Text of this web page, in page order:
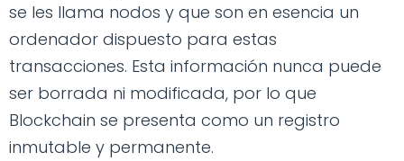
se les llama nodos y que son en esencia un
ordenador dispuesto para estas
transacciones. Esta información nunca puede
ser borrada ni modificada, por lo que
Blockchain se presenta como un registro
inmutable y permanente.